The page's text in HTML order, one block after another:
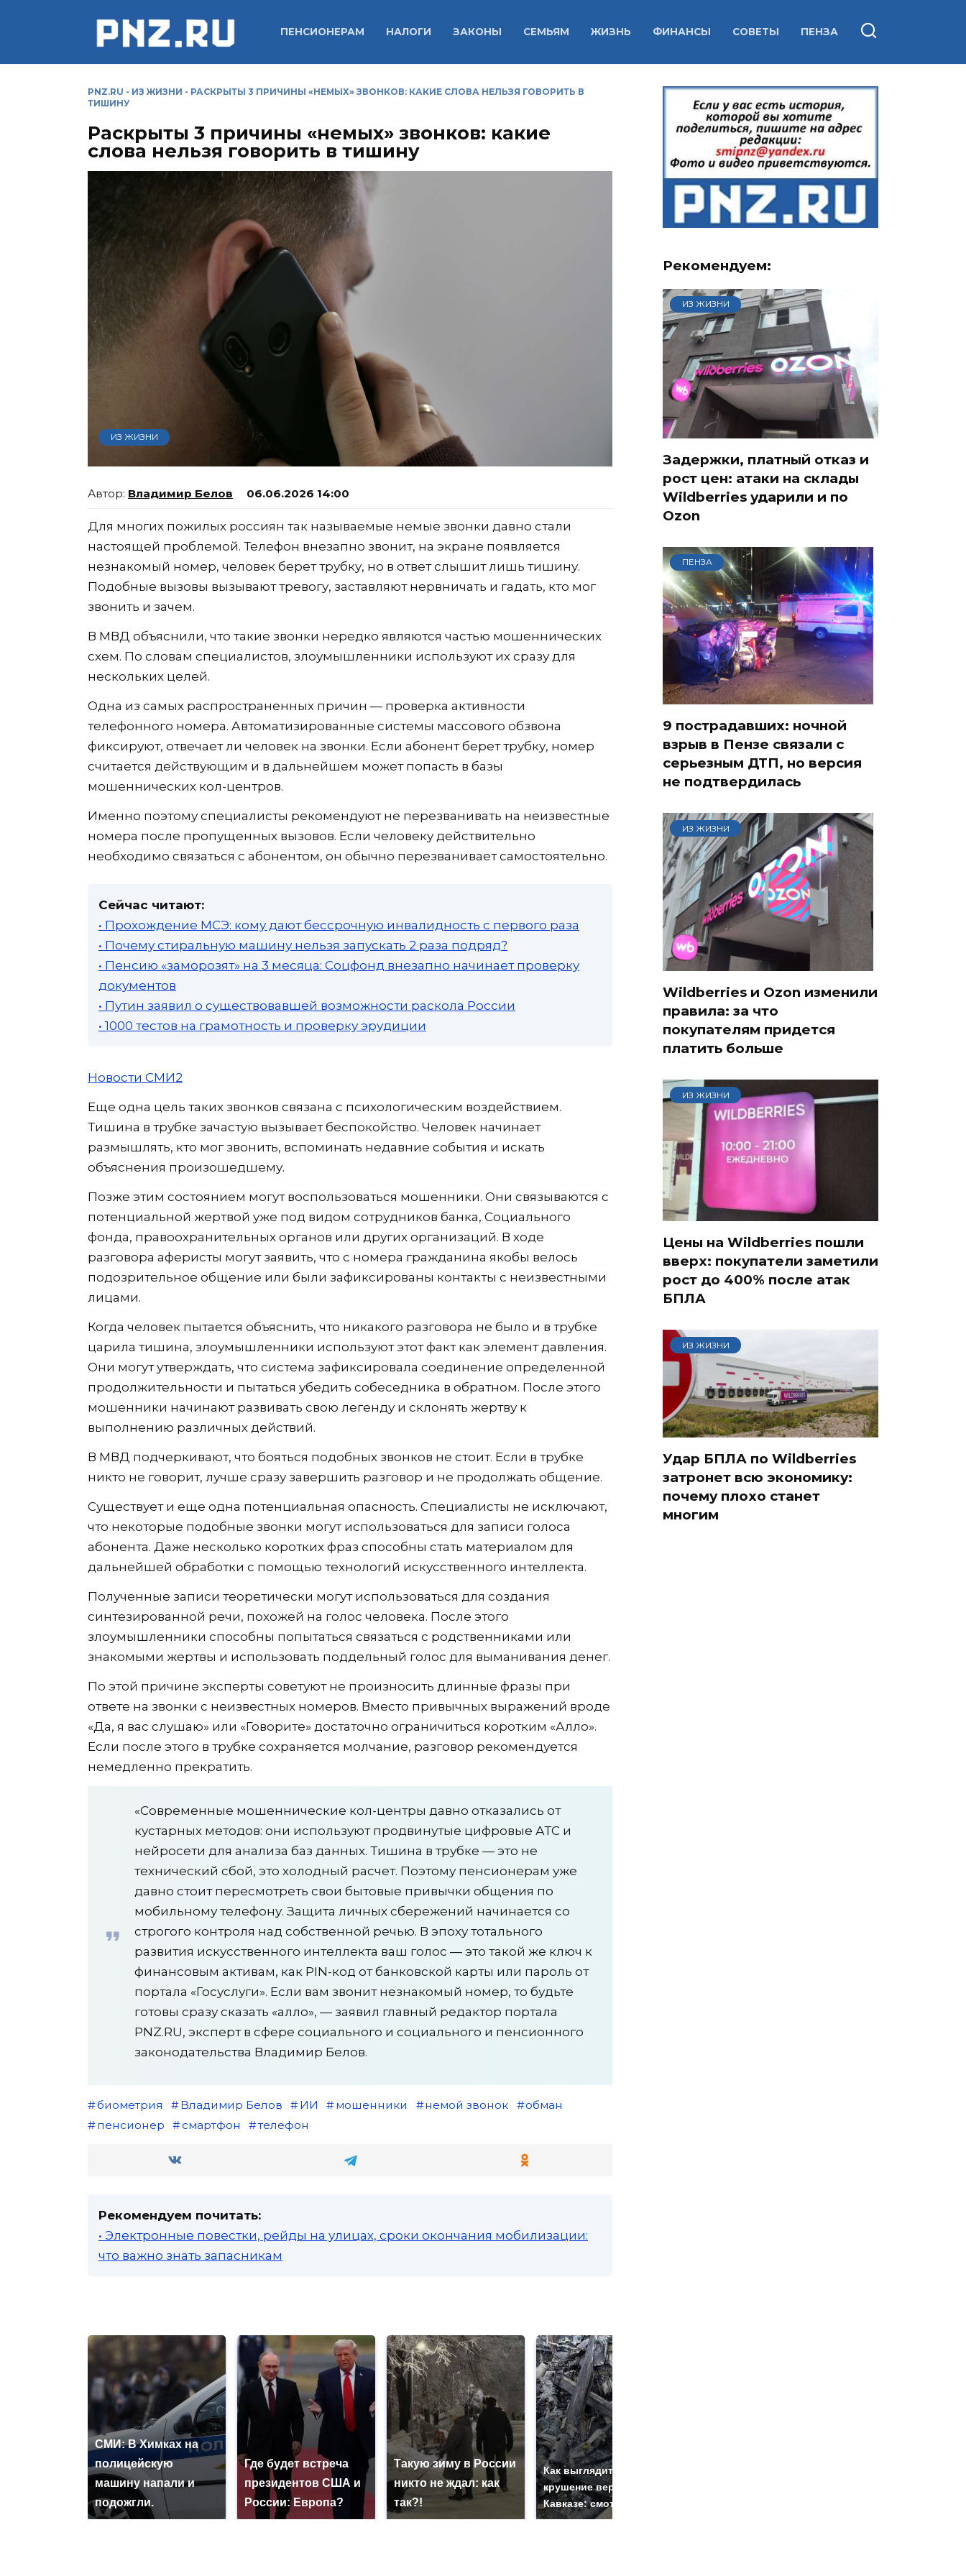
ПЕНСИОНЕРАМ НАЛОГИ ЗАКОНЫ СЕМЬЯМ ЖИЗНЬ ФИНАНСЫ СОВЕТЫ ПЕНЗА
PNZ.RU - ИЗ ЖИЗНИ - РАСКРЫТЫ 3 ПРИЧИНЫ «НЕМЫХ» ЗВОНКОВ: КАКИЕ СЛОВА НЕЛЬЗЯ ГОВОРИТЬ В
ТИШИНУ
Раскрыты 3 причины «немых» звонков: какие
слова нельзя говорить в тишину
ИЗ ЖИЗНИ
Владимир Белов 06.06.2026 14:00
Для многих пожилых россиян так называемые немые звонки давно стали
настоящей проблемой. Телефон внезапно звонит, на экране появляется
незнакомый номер, человек берет трубку, но в ответ слышит лишь тишину.
Подобные вызовы вызывают тревогу, заставляют нервничать и гадать, кто мог
звонить и зачем.
В МВД объяснили, что такие звонки нередко являются частью мошеннических
схем. По словам специалистов, злоумышленники используют их сразу для
нескольких целей.
Одна из самых распространенных причин — проверка активности
телефонного номера. Автоматизированные системы массового обзвона
фиксируют, отвечает ли человек на звонки. Если абонент берет трубку, номер
считается действующим и в дальнейшем может попасть в базы
мошеннических кол-центров.
Именно поэтому специалисты рекомендуют не перезванивать на неизвестные
номера после пропущенных вызовов. Если человеку действительно
необходимо связаться с абонентом, он обычно перезванивает самостоятельно.
Сейчас читают:
• Прохождение МСЭ: кому дают бессрочную инвалидность с первого раза
• Почему стиральную машину нельзя запускать 2 раза подряд?
• Пенсию «заморозят» на 3 месяца: Соцфонд внезапно начинает проверку
документов
• Путин заявил о существовавшей возможности раскола России
• 1000 тестов на грамотность и проверку эрудиции
Новости СМИ2
Еще одна цель таких звонков связана с психологическим воздействием.
Тишина в трубке зачастую вызывает беспокойство. Человек начинает
размышлять, кто мог звонить, вспоминать недавние события и искать
объяснения произошедшему.
Позже этим состоянием могут воспользоваться мошенники. Они связываются с
потенциальной жертвой уже под видом сотрудников банка, Социального
фонда, правоохранительных органов или других организаций. В ходе
разговора аферисты могут заявить, что с номера гражданина якобы велось
подозрительное общение или были зафиксированы контакты с неизвестными
лицами.
Когда человек пытается объяснить, что никакого разговора не было и в трубке
царила тишина, злоумышленники используют этот факт как элемент давления.
Они могут утверждать, что система зафиксировала соединение определенной
продолжительности и пытаться убедить собеседника в обратном. После этого
мошенники начинают развивать свою легенду и склонять жертву к
выполнению различных действий.
В МВД подчеркивают, что бояться подобных звонков не стоит. Если в трубке
никто не говорит, лучше сразу завершить разговор и не продолжать общение.
Существует и еще одна потенциальная опасность. Специалисты не исключают,
что некоторые подобные звонки могут использоваться для записи голоса
абонента. Даже несколько коротких фраз способны стать материалом для
дальнейшей обработки с помощью технологий искусственного интеллекта.
Полученные записи теоретически могут использоваться для создания
синтезированной речи, похожей на голос человека. После этого
злоумышленники способны попытаться связаться с родственниками или
знакомыми жертвы и использовать поддельный голос для выманивания денег.
По этой причине эксперты советуют не произносить длинные фразы при
ответе на звонки с неизвестных номеров. Вместо привычных выражений вроде
«Да, я вас слушаю» или «Говорите» достаточно ограничиться коротким «Алло».
Если после этого в трубке сохраняется молчание, разговор рекомендуется
немедленно прекратить.
«Современные мошеннические кол-центры давно отказались от
кустарных методов: они используют продвинутые цифровые АТС и
нейросети для анализа баз данных. Тишина в трубке — это не
технический сбой, это холодный расчет. Поэтому пенсионерам уже
давно стоит пересмотреть свои бытовые привычки общения по
мобильному телефону. Защита личных сбережений начинается со
строгого контроля над собственной речью. В эпоху тотального
развития искусственного интеллекта ваш голос — это такой же ключ к
финансовым активам, как PIN-код от банковской карты или пароль от
портала «Госуслуги». Если вам звонит незнакомый номер, то будьте
готовы сразу сказать «алло», — заявил главный редактор портала
PNZ.RU, эксперт в сфере социального и социального и пенсионного
законодательства Владимир Белов.
биометрия Владимир Белов ИИ мошенники немой звонок
обман
пенсионер
смартфон телефон
Рекомендуем почитать:
• Электронные повестки, рейды на улицах, сроки окончания мобилизации:
что важно знать запасникам
СМИ: В Химках на
полицейскую
машину напали и
подожгли.
Где будет встреча
президентов США и
России: Европа?
Такую зиму в России
никто не ждал: как
так?!
Как выглядит место
крушение вертолета на
Кавказе: смотреть
Рекомендуем:
ИЗ ЖИЗНИ
Задержки, платный отказ и
рост цен: атаки на склады
Wildberries ударили и по
Ozon
ПЕНЗА
9 пострадавших: ночной
взрыв в Пензе связали с
серьезным ДТП, но версия
не подтвердилась
ИЗ ЖИЗНИ
Wildberries и Ozon изменили
правила: за что
покупателям придется
платить больше
ИЗ ЖИЗНИ
Цены на Wildberries пошли
вверх: покупатели заметили
рост до 400% после атак
БПЛА
ИЗ ЖИЗНИ
Удар БПЛА по Wildberries
затронет всю экономику:
почему плохо станет
многим